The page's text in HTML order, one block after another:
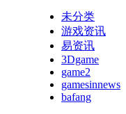
未分类
游戏资讯
易资讯
3Dgame
game2
gamesinnews
bafang